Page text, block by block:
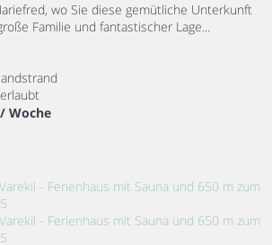
wo Sie diese gemütliche Unterkunft
Familie und fantastischer Lage...
/ Woche